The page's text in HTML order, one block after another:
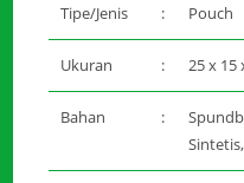
Tipe/Jenis : Pouch
Ukuran : 25 x 15
Bahan :